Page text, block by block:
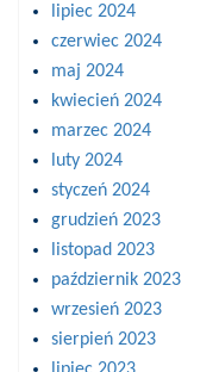
lipiec 2024
czerwiec 2024
maj 2024
kwiecień 2024
marzec 2024
luty 2024
styczeń 2024
grudzień 2023
listopad 2023
październik 2023
wrzesień 2023
sierpień 2023